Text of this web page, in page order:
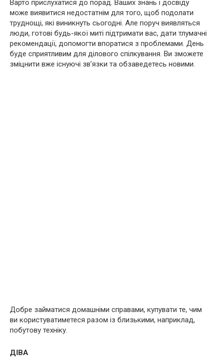
Варто прислухатися до порад. Ваших знань і досвіду
може виявитися недостатнім для того, щоб подолати
труднощі, які виникнуть сьогодні. Але поруч виявляться
люди, готові будь-якої миті підтримати вас, дати тлумачні
рекомендації, допомогти впоратися з проблемами. День
буде сприятливим для ділового спілкування. Ви зможете
зміцнити вже існуючі зв’язки та обзаведетесь новими.
Добре займатися домашніми справами, купувати те, чим
ви користуватиметеся разом із близькими, наприклад,
побутову техніку.
ДІВА